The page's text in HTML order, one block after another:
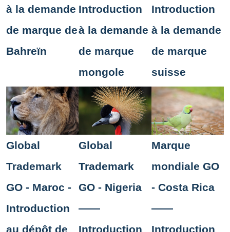
à la demande
de marque de
Bahreïn
Introduction
à la demande
de marque
mongole
Introduction
à la demande
de marque
suisse
Global
Trademark
GO - Maroc -
Introduction
au dépôt de
Global
Trademark
GO - Nigeria
——
Introduction
Marque
mondiale GO
- Costa Rica
——
Introduction